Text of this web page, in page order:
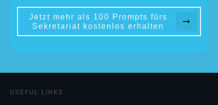
Jetzt mehr als 100 Prompts fürs
Sekretariat kostenlos erhalten
USEFUL LINKS